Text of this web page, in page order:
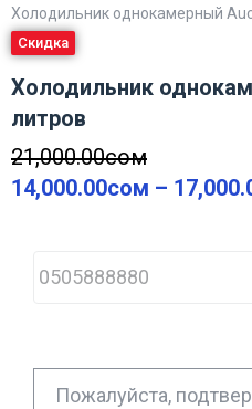
Холодильник однокамерный
Скидка
Холодильник
литров
21,000.00сом
14,000.00сом –
h
o
*
Пожалуйста,